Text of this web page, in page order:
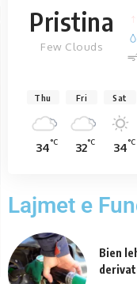
Pristina
Few Clouds
Thu
34°C
Fri
32°C
Sat
34°C
Lajmet e
Bien